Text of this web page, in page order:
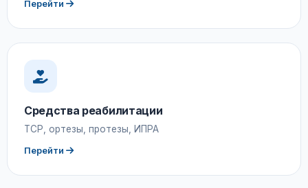
Перейти
Средства реабилитации
ТСР, ортезы, протезы, ИПРА
Перейти